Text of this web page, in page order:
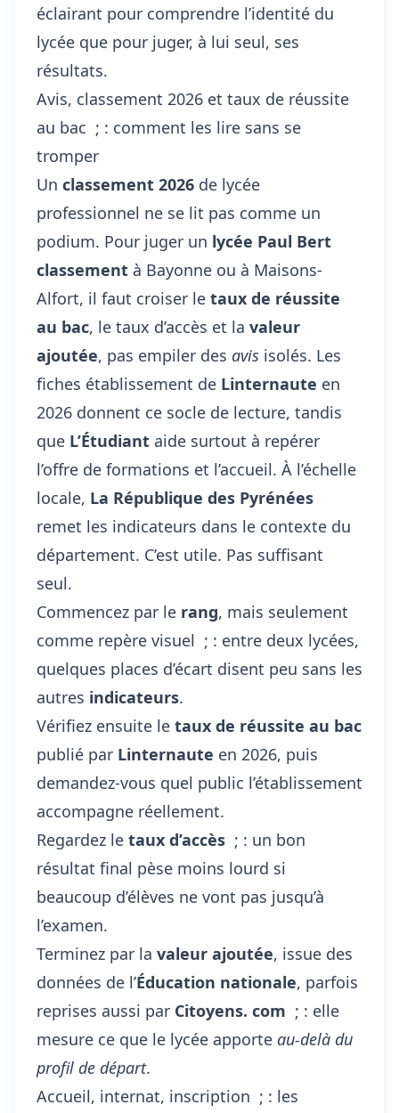
éclairant pour comprendre l’identité du
lycée que pour juger, à lui seul, ses
résultats.
Avis, classement 2026 et taux de réussite
au bac ; : comment les lire sans se
tromper
Un classement 2026 de lycée
professionnel ne se lit pas comme un
podium. Pour juger un lycée Paul Bert
classement à Bayonne ou à Maisons-
Alfort, il faut croiser le taux de réussite
au bac, le taux d’accès et la valeur
ajoutée, pas empiler des avis isolés. Les
fiches établissement de Linternaute en
2026 donnent ce socle de lecture, tandis
que L’Étudiant aide surtout à repérer
l’offre de formations et l’accueil. À l’échelle
locale, La République des Pyrénées
remet les indicateurs dans le contexte du
département. C’est utile. Pas suffisant
seul.
Commencez par le rang, mais seulement
comme repère visuel ; : entre deux lycées,
quelques places d’écart disent peu sans les
autres indicateurs.
Vérifiez ensuite le taux de réussite au bac
publié par Linternaute en 2026, puis
demandez-vous quel public l’établissement
accompagne réellement.
Regardez le taux d’accès ; : un bon
résultat final pèse moins lourd si
beaucoup d’élèves ne vont pas jusqu’à
l’examen.
Terminez par la valeur ajoutée, issue des
données de l’Éducation nationale, parfois
reprises aussi par Citoyens. com ; : elle
mesure ce que le lycée apporte au-delà du
profil de départ.
Accueil, internat, inscription ; : les